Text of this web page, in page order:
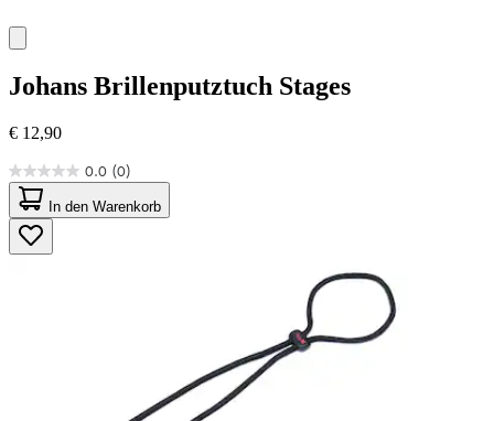
Johans Brillenputztuch Stages
€ 12,90
0.0 (0)
0.0
von
5
Sternen.
In den Warenkorb